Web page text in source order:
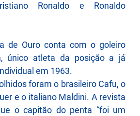
Ronaldo e Ronaldo
de Ouro conta com o goleiro
único atleta da posição a já
em 1963.
foram o brasileiro Cafu, o
e o italiano Maldini. A revista
o capitão do penta “foi um